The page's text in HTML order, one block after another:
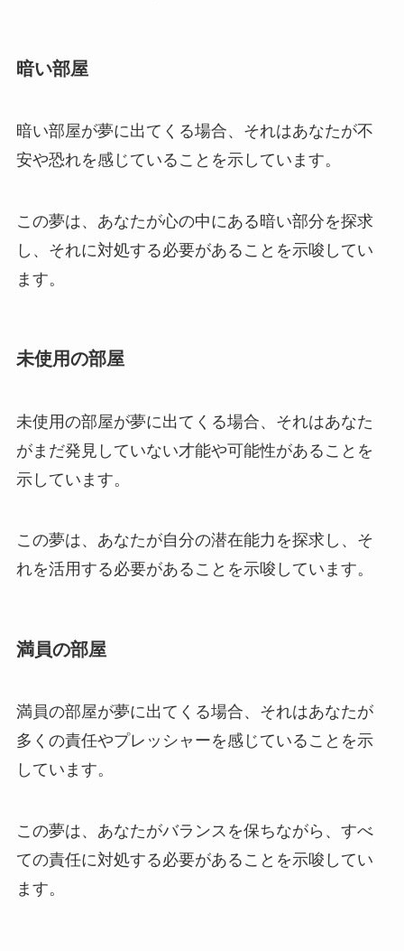
暗い部屋
暗い部屋が夢に出てくる場合、それはあなたが不
安や恐れを感じていることを示しています。
この夢は、あなたが心の中にある暗い部分を探求
し、それに対処する必要があることを示唆してい
ます。
未使用の部屋
未使用の部屋が夢に出てくる場合、それはあなた
がまだ発見していない才能や可能性があることを
示しています。
この夢は、あなたが自分の潜在能力を探求し、そ
れを活用する必要があることを示唆しています。
満員の部屋
満員の部屋が夢に出てくる場合、それはあなたが
多くの責任やプレッシャーを感じていることを示
しています。
この夢は、あなたがバランスを保ちながら、すべ
ての責任に対処する必要があることを示唆してい
ます。